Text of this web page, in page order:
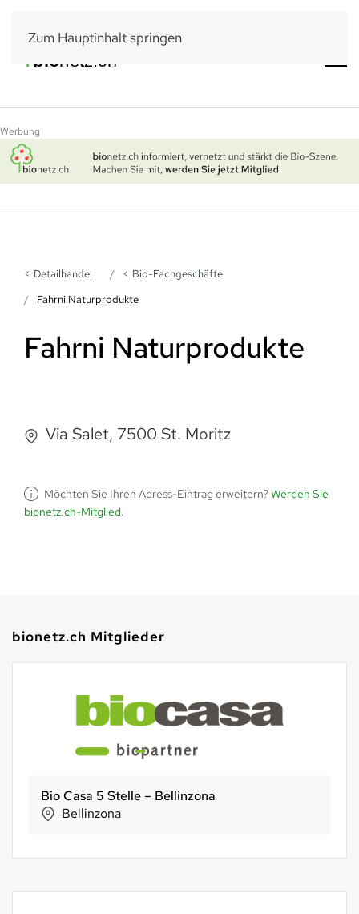
Zum Hauptinhalt springen
Werbung
Detailhandel
Bio-Fachgeschäfte
Fahrni Naturprodukte
Fahrni Naturprodukte
Via Salet, 7500 St. Moritz
Möchten Sie Ihren Adress-Eintrag erweitern?Werden Sie
bionetz.ch-Mitglied.
bionetz.ch Mitglieder
Bio Casa 5 Stelle – Bellinzona
Bellinzona